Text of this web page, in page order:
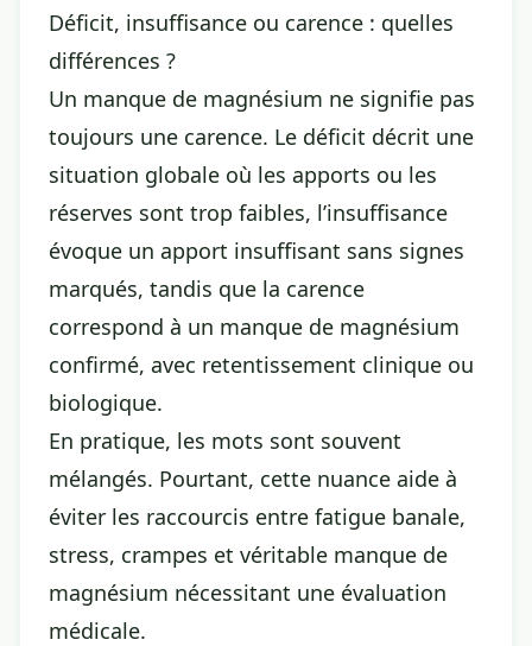
Déficit, insuffisance ou carence : quelles
différences ?
Un manque de magnésium ne signifie pas
toujours une carence. Le déficit décrit une
situation globale où les apports ou les
réserves sont trop faibles, l’insuffisance
évoque un apport insuffisant sans signes
marqués, tandis que la carence
correspond à un manque de magnésium
confirmé, avec retentissement clinique ou
biologique.
En pratique, les mots sont souvent
mélangés. Pourtant, cette nuance aide à
éviter les raccourcis entre fatigue banale,
stress, crampes et véritable manque de
magnésium nécessitant une évaluation
médicale.